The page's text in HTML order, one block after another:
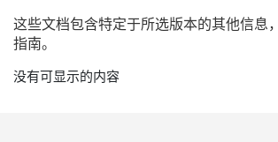
这些文档包含特定于所选版本的其他信息，
指南。
没有可显示的内容